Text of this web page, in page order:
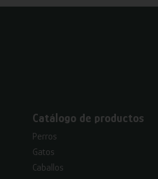
Catálogo de productos
Perros
Gatos
Caballos